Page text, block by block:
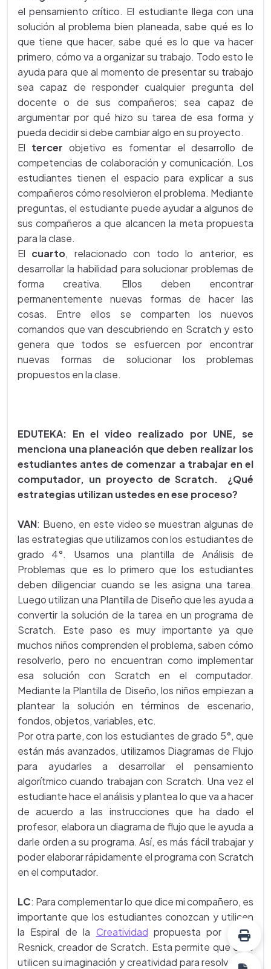
el pensamiento crítico. El estudiante llega con una
solución al problema bien planeada, sabe qué es lo
que tiene que hacer, sabe qué es lo que va hacer
primero, cómo va a organizar su trabajo. Todo esto le
ayuda para que al momento de presentar su trabajo
sea capaz de responder cualquier pregunta del
docente o de sus compañeros; sea capaz de
argumentar por qué hizo su tarea de esa forma y
pueda decidir si debe cambiar algo en su proyecto.
El tercer objetivo es fomentar el desarrollo de
competencias de colaboración y comunicación. Los
estudiantes tienen el espacio para explicar a sus
compañeros cómo resolvieron el problema. Mediante
preguntas, el estudiante puede ayudar a algunos de
sus compañeros a que alcancen la meta propuesta
para la clase.
El cuarto, relacionado con todo lo anterior, es
desarrollar la habilidad para solucionar problemas de
forma creativa. Ellos deben encontrar
permanentemente nuevas formas de hacer las
cosas. Entre ellos se comparten los nuevos
comandos que van descubriendo en Scratch y esto
genera que todos se esfuercen por encontrar
nuevas formas de solucionar los problemas
propuestos en la clase.
EDUTEKA: En el video realizado por UNE, se
menciona una planeación que deben realizar los
estudiantes antes de comenzar a trabajar en el
computador, un proyecto de Scratch. ¿Qué
estrategias utilizan ustedes en ese proceso?
VAN: Bueno, en este video se muestran algunas de
las estrategias que utilizamos con los estudiantes de
grado 4°. Usamos una plantilla de Análisis de
Problemas que es lo primero que los estudiantes
deben diligenciar cuando se les asigna una tarea.
Luego utilizan una Plantilla de Diseño que les ayuda a
convertir la solución de la tarea en un programa de
Scratch. Este paso es muy importante ya que
muchos niños comprenden el problema, saben cómo
resolverlo, pero no encuentran como implementar
esa solución con Scratch en el computador.
Mediante la Plantilla de Diseño, los niños empiezan a
plantear la solución en términos de escenario,
fondos, objetos, variables, etc.
Por otra parte, con los estudiantes de grado 5°, que
están más avanzados, utilizamos Diagramas de Flujo
para ayudarles a desarrollar el pensamiento
algorítmico cuando trabajan con Scratch. Una vez el
estudiante hace el análisis y plantea lo que va a hacer
de acuerdo a las instrucciones que ha dado el
profesor, elabora un diagrama de flujo que le ayuda a
darle orden a su programa. Así, es más fácil trabajar y
poder elaborar rápidamente el programa con Scratch
en el computador.
LC: Para complementar lo que dice mi compañero, es
importante que los estudiantes conozcan y utilicen
la Espiral de la Creatividad propuesta por el Dr.
Resnick, creador de Scratch. Esta permite que ellos
utilicen su imaginación y creatividad para resolver, de